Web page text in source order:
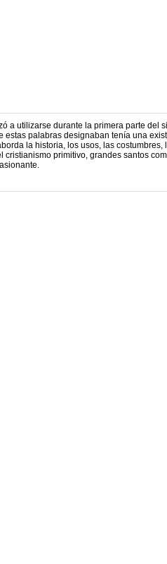
a utilizarse durante la primera parte del
palabras designaban tenía una
la historia, los usos, las
cristianismo primitivo, grandes santos